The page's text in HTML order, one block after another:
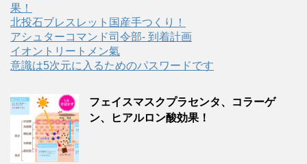
果！
北投石ブレスレット国産手つくり！
アシュターコマンド司令部- 到着計画
イオントリートメン氣
意識は5次元に入るためのパスワードです
フェイスマスクプラセンタ、コラーゲ
ン、ヒアルロン酸効果！